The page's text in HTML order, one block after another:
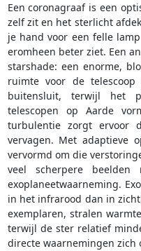
Een coronagraaf is een
zelf zit en het sterlicht
je hand voor een felle
eromheen beter ziet. Een
starshade: een enorme,
ruimte voor de
buitensluit, terwijl het
telescopen op Aarde
turbulentie zorgt ervoor
vervagen. Met adaptieve
vervormd om die
veel scherpere beelden
exoplaneetwaarneming.
in het infrarood dan in
exemplaren, stralen
terwijl de ster relatief
directe waarnemingen